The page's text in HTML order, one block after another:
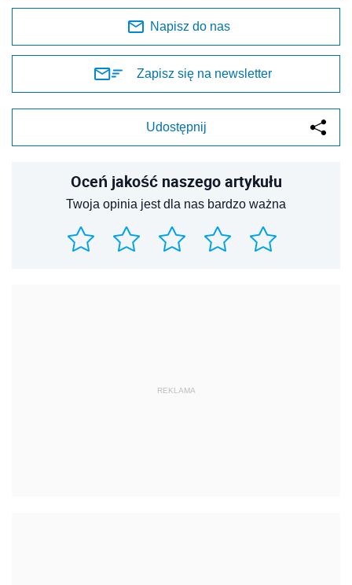
Napisz do nas
Zapisz się na newsletter
Udostępnij
Oceń jakość naszego artykułu
Twoja opinia jest dla nas bardzo ważna
REKLAMA